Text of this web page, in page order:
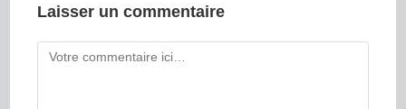
Laisser un commentaire